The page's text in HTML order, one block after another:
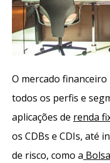
O mercado
todos os perfis e
aplicações de renda
os CDBs e CDIs, até
de risco, como a